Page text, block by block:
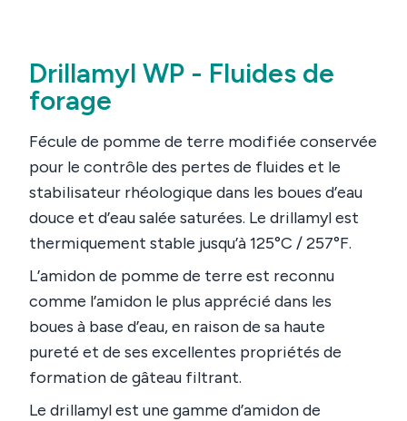
Drillamyl WP - Fluides de
forage
Fécule de pomme de terre modifiée conservée
pour le contrôle des pertes de fluides et le
stabilisateur rhéologique dans les boues d’eau
douce et d’eau salée saturées. Le drillamyl est
thermiquement stable jusqu’à 125°C / 257°F.
L’amidon de pomme de terre est reconnu
comme l’amidon le plus apprécié dans les
boues à base d’eau, en raison de sa haute
pureté et de ses excellentes propriétés de
formation de gâteau filtrant.
Le drillamyl est une gamme d’amidon de